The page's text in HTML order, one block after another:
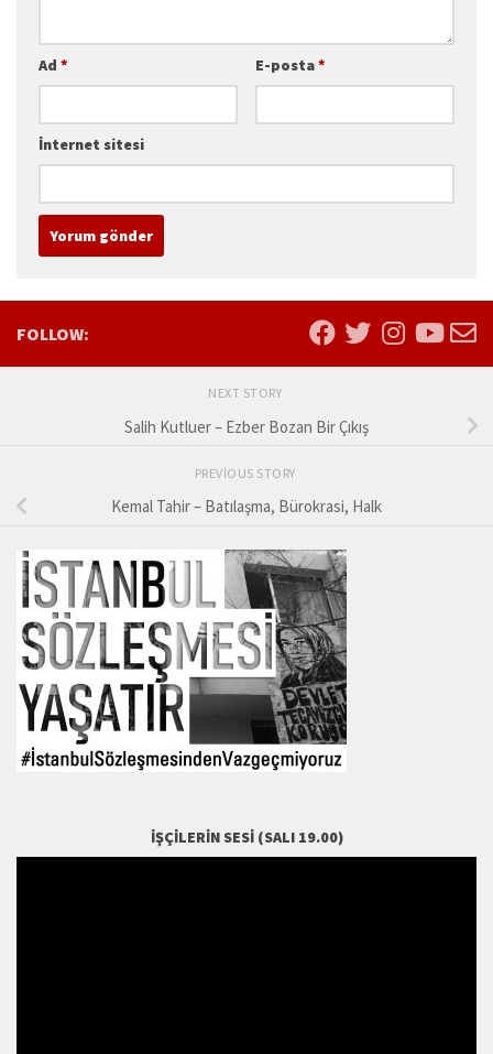
Ad * E-posta*
İnternet sitesi
FOLLOW:
NEXT STORY
Salih Kutluer – Ezber Bozan Bir Çıkış
PREVIOUS STORY
Kemal Tahir – Batılaşma, Bürokrasi, Halk
İŞÇILERIN SESI (SALI 19.00)